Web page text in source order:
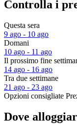
Controlla i
Questa sera
9 ago - 10 ago
Domani
10 ago - 11 ago
Il prossimo fine
14 ago - 16 ago
Tra due settimane
21 ago - 23 ago
Opzioni consigliate
Dove